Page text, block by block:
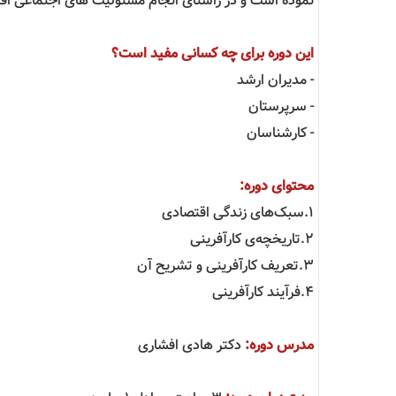
این دوره برای چه کسانی مفید است؟
- مدیران ارشد
- سرپرستان
- کارشناسان
محتوای دوره:
1.سبک‌های زندگی اقتصادی
2.تاریخچه‌ی کارآفرینی
3.تعریف کارآفرینی و تشریح آن
4.فرآیند کارآفرینی
مدرس دوره: دکتر هادی افشاری